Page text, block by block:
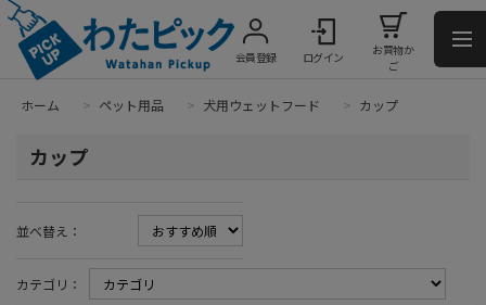
会員登録 ログイン
お買物か
ご
ホーム > ペット用品 > 犬用ウェットフード > カップ
カップ
並べ替え：
カテゴリ：